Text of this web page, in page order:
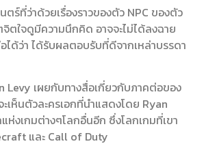
ร์ที่ว่าด้วยเรื่องราวของตัว NPC ของตัว
ใจดูมีความนึกคิด อาจจะไม่ได้ลงฉาย
ด้ว่า ได้รับผลตอบรับที่ดีจากเหล่าบรรดา
Levy เผยกับทางสื่อเกี่ยวกับภาคต่อของ
ะเห็นตัวละครเอกที่นำแสดงโดย Ryan
ห่งเกมต่างๆโลกอื่นอีก ซึ่งโลกเกมที่เขา
และ Call of Duty